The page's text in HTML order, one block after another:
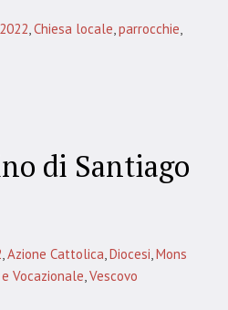
,Chiesa locale,parrocchie,
di Santiago
,Azione Cattolica,Diocesi,Mons
Vocazionale,Vescovo